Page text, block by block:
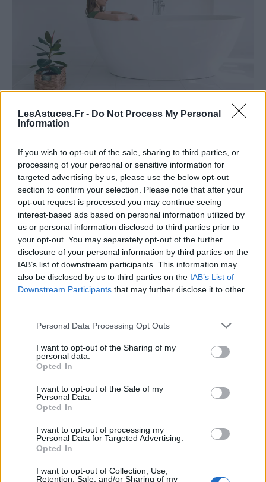
LesAstuces.Fr - Do Not Process My Personal
Information
If you wish to opt-out of the sale, sharing to third parties, or
processing of your personal or sensitive information for
targeted advertising by us, please use the below opt-out
section to confirm your selection. Please note that after your
opt-out request is processed you may continue seeing
interest-based ads based on personal information utilized by
us or personal information disclosed to third parties prior to
your opt-out. You may separately opt-out of the further
disclosure of your personal information by third parties on the
IAB’s list of downstream participants. This information may
also be disclosed by us to third parties on the IAB’s List of
Downstream Participants that may further disclose it to other
Personal Data Processing Opt Outs
I want to opt-out of the Sharing of my
personal data.
Opted In
I want to opt-out of the Sale of my
Personal Data.
Opted In
I want to opt-out of processing my
Personal Data for Targeted Advertising.
Opted In
I want to opt-out of Collection, Use,
Retention, Sale, and/or Sharing of my
Voici une liste détaillée des étapes à suivre pour vous
aider à tirer le meilleur parti de ce rituel de bien-être :
Préparation du bain: Commencez par remplir
votre baignoire d’eau chaude, à une température
confortable pour vous. L’objectif est de vous
détendre sans risquer de vous brûler. Veillez à
avoir suffisamment d’eau pour immerger la
majorité de votre corps.
Ajout du sel d’Epsom: Une fois la baignoire
remplie, versez du sel d’Epsom dedans. Pour une
baignoire standard, une quantité d’environ deux
tasses (soit environ 500 grammes) est
généralement recommandée. Agitez l’eau pour
assurer une répartition homogène.
Temps de détente: Votre bain est prêt ! Il ne vous
reste plus qu’à y plonger pour profiter de ce
moins 15 à 20 minutes pour permettre à votre
corps d’absorber le magnésium. Laissez-vous
aller, respirez profondément et laissez le sel
d’Epsom travailler pour votre bien-être.
prenez une douche rapide pour rincer les résidus